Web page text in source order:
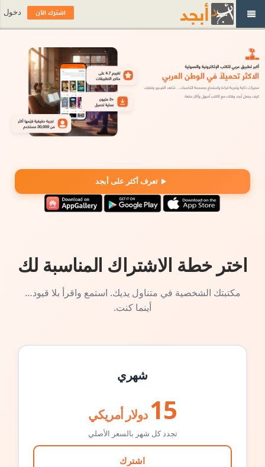
تعرف أكثر على أبجد
اختر خطة الاشتراك المناسبة لك
مكتبتك الشخصية في متناول يديك. استمع واقرأ بلا قيود…
أينما كنت.
شهري
15 دولار أمريكي
تجدد كل شهر بالسعر الأصلي
اشترك
اشترك الآن دخول